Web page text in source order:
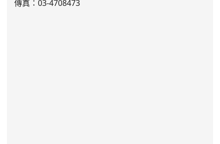
傳真：03-4708473